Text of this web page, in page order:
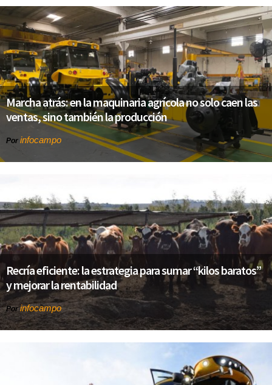
Marcha atrás: en la maquinaria agrícola no solo caen las
ventas, sino también la producción
Por infocampo
Recría eficiente: la estrategia para sumar “kilos baratos”
y mejorar la rentabilidad
Porinfocampo